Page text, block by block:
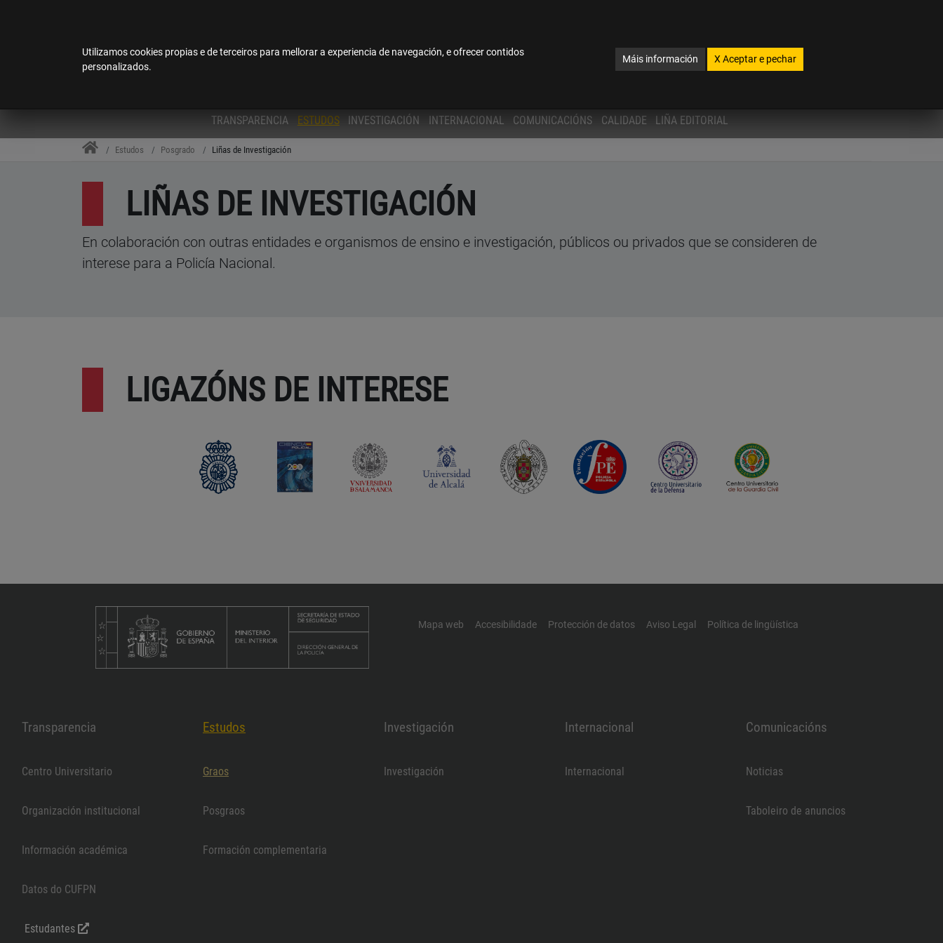
Utilizamos cookies propias e de terceiros para mellorar a experiencia de navegación, e ofrecer contidos
personalizados.
Máis información X Aceptar e pechar
INSTALACIÓNS
TRANSPARENCIA ESTUDOS INVESTIGACIÓN INTERNACIONAL COMUNICACIÓNS CALIDADE LIÑA EDITORIAL
Estudos Posgrado Liñas de Investigación
LIÑAS DE INVESTIGACIÓN
En colaboración con outras entidades e organismos de ensino e investigación, públicos ou privados que se consideren de
interese para a Policía Nacional.
LIGAZÓNS DE INTERESE
Mapa web Accesibilidade Protección de datos Aviso Legal Política de lingüística
Transparencia
Centro Universitario
Organización institucional
Información académica
Datos do CUFPN
Estudantes
Estudos
Graos
Posgraos
Formación complementaria
Investigación
Investigación
Internacional
Internacional
Comunicacións
Noticias
Taboleiro de anuncios